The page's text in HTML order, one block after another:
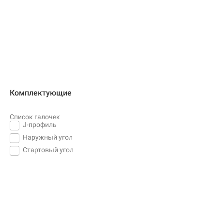
Комплектующие
Список галочек
J-профиль
Наружный угол
Стартовый угол